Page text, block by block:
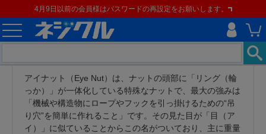
4月9日以前の会員様はパスワードの再設定をお願いします。
アイナット（Eye Nut）は、ナットの頭部に「リング（輪
っか）」が一体化している特殊なナットで、最大の強みは
「機械や構造物にロープやフックを引っ掛けるための“吊
り穴”を簡単に作れること」です。その見た目が「目（ア
イ）」に似ていることからこの名がついており、主に重量